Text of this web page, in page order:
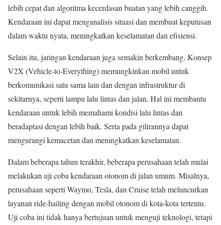
lebih cepat dan algoritma kecerdasan buatan yang lebih canggih.
Kendaraan ini dapat menganalisis situasi dan membuat keputusan
dalam waktu nyata, meningkatkan keselamatan dan efisiensi.
Selain itu, jaringan kendaraan juga semakin berkembang. Konsep
V2X (Vehicle-to-Everything) memungkinkan mobil untuk
berkomunikasi satu sama lain dan dengan infrastruktur di
sekitarnya, seperti lampu lalu lintas dan jalan. Hal ini membantu
kendaraan untuk lebih memahami kondisi lalu lintas dan
beradaptasi dengan lebih baik. Serta pada gilirannya dapat
mengurangi kemacetan dan meningkatkan keselamatan.
Dalam beberapa tahun terakhir, beberapa perusahaan telah mulai
melakukan uji coba kendaraan otonom di jalan umum. Misalnya,
perusahaan seperti Waymo, Tesla, dan Cruise telah meluncurkan
layanan ride-hailing dengan mobil otonom di kota-kota tertentu.
Uji coba ini tidak hanya bertujuan untuk menguji teknologi, tetapi